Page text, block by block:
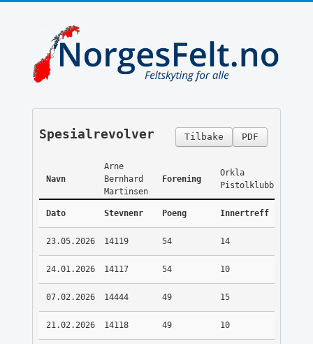
PDF
Tilbake
Spesialrevolver
Navn
Arne
Bernhard
Martinsen
Forening
Orkla
Pistolklubb
Dato Stevnenr Poeng Innertreff
23.05.2026 14119 54 14
24.01.2026 14117 54 10
07.02.2026 14444 49 15
21.02.2026 14118 49 10